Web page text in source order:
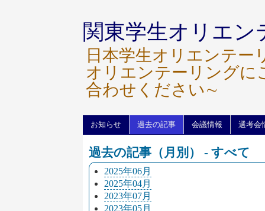
関東学生オリエン
日本学生オリエンテ
オリエンテーリングに
合わせください∼
お知らせ 過去の記事 会議情報 選考会
過去の記事（月別） - すべて
2025年06月
2025年04月
2023年07月
2023年05月